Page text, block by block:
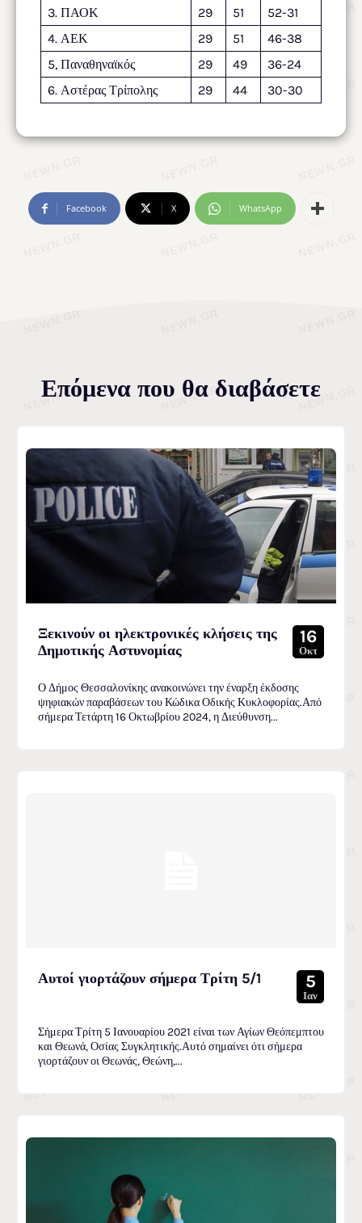
3. ΠΑΟΚ
29 51
52-31
4. ΑΕΚ
29 51
46-38
5, Παναθηναϊκός
29 49
36-24
6. Αστέρας Τρίπολης
29 44 30-30
Facebook X WhatsApp
Επόμενα που θα διαβάσετε
Ξεκινούν οι ηλεκτρονικές κλήσεις της
Δημοτικής Αστυνομίας
16
Οκτ
Ο Δήμος Θεσσαλονίκης ανακοινώνει την έναρξη έκδοσης
ψηφιακών παραβάσεων του Κώδικα Οδικής Κυκλοφορίας.Από
σήμερα Τετάρτη 16 Οκτωβρίου 2024, η Διεύθυνση...
Αυτοί γιορτάζουν σήμερα Τρίτη 5/1 5
Ιαν
Σήμερα Τρίτη 5 Ιανουαρίου 2021 είναι των Αγίων Θεόπεμπτου
και Θεωνά, Οσίας Συγκλητικής.Αυτό σημαίνει ότι σήμερα
γιορτάζουν οι Θεωνάς, Θεώνη,...